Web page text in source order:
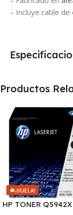
– Incluye cable de
Productos
🔥¡VUELA!
HP TONER